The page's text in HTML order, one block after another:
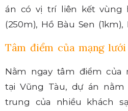
án có vị trí liên kết vùng
(250m), Hồ Bàu Sen
Tâm điểm của mạng
Nằm ngay tâm điểm của
tại Vũng Tàu, dự án
trung của nhiều khách